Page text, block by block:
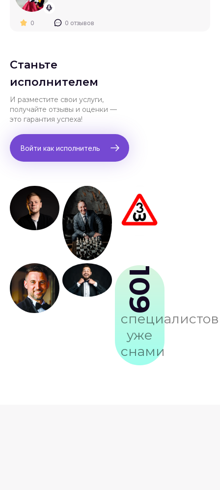
0 0 отзывов
Станьте
исполнителем
И разместите свои услуги,
получайте отзывы и оценки —
это гарантия успеха!
Войти как исполнитель
109
специалистов
уже
снами